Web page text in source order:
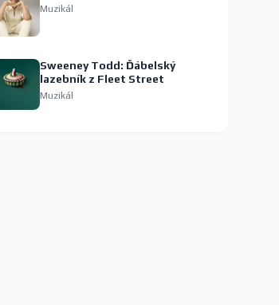
Muzikál
Sweeney Todd: Ďábelský
lazebník z Fleet Street
Muzikál